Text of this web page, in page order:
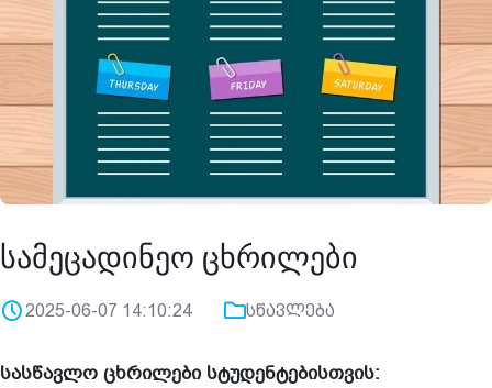
სამეცადინეო ცხრილები
2025-06-07 14:10:24 სწავლება
სასწავლო ცხრილები სტუდენტებისთვის: